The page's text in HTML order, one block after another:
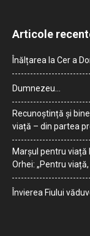
Articole
Înălțarea la Cer a
Dumnezeu…
Recunoștință și
viață – din partea
Marșul pentru viață
Orhei: „Pentru
Învierea Fiului